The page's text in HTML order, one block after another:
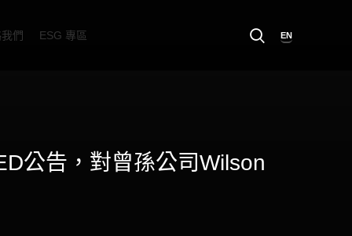
們 ESG 專區 EN
公告，對曾孫公司Wilson